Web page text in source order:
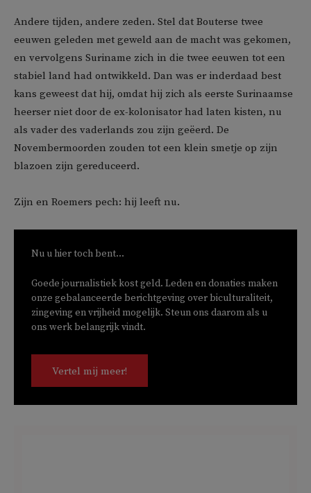
Andere tijden, andere zeden. Stel dat Bouterse twee
eeuwen geleden met geweld aan de macht was gekomen,
en vervolgens Suriname zich in die twee eeuwen tot een
stabiel land had ontwikkeld. Dan was er inderdaad best
kans geweest dat hij, omdat hij zich als eerste Surinaamse
heerser niet door de ex-kolonisator had laten kisten, nu
als vader des vaderlands zou zijn geëerd. De
Novembermoorden zouden tot een klein smetje op zijn
blazoen zijn gereduceerd.
Zijn en Roemers pech: hij leeft nu.
Nu u hier toch bent...
Goede journalistiek kost geld. Leden en donaties maken
onze gebalanceerde berichtgeving over biculturaliteit,
zingeving en vrijheid mogelijk. Steun ons daarom als u
ons werk belangrijk vindt.
Vertel mij meer!